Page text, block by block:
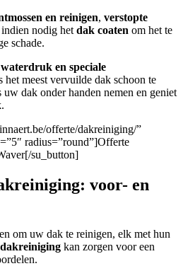
en reinigen, verstopte
indien nodig het dak coaten om het te
schade.
en speciale
het meest vervuilde dak schoon te
dak onder handen nemen en geniet
offerte/dakreiniging/”
radius=”round”]Offerte
su_button]
voor- en
om uw dak te reinigen, elk met hun
dakreiniging kan zorgen voor een